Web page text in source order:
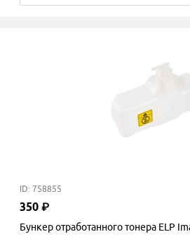
ID: 758855
350 ₽
Бункер отработанного тонера ELP